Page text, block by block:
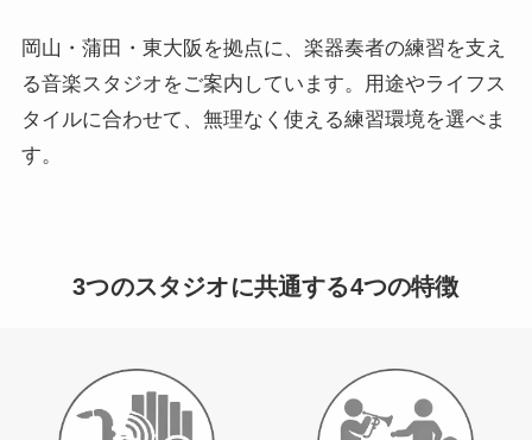
岡山・蒲田・東大阪を拠点に、楽器奏者の練習を支え
る音楽スタジオをご案内しています。用途やライフス
タイルに合わせて、無理なく使える練習環境を選べま
す。
3つのスタジオに共通する4つの特徴